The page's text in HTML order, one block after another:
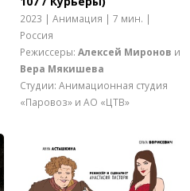
2023 | Анимация | 7 мин. |
Россия
Режиссеры: Алексей Миронов и
Вера Мякишева
Студии: Анимационная студия
«Паровоз» и АО «ЦТВ»